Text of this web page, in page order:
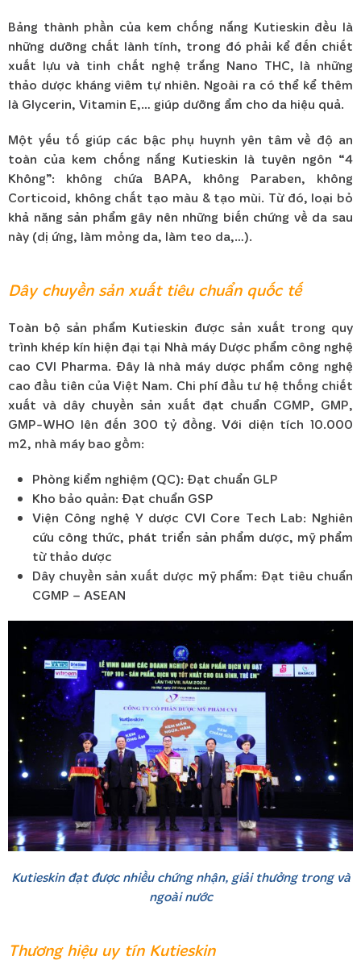
Bảng thành phần của kem chống nắng Kutieskin đều là
những dưỡng chất lành tính, trong đó phải kể đến chiết
xuất lựu và tinh chất nghệ trắng Nano THC, là những
thảo dược kháng viêm tự nhiên. Ngoài ra có thể kể thêm
là Glycerin, Vitamin E,… giúp dưỡng ẩm cho da hiệu quả.
Một yếu tố giúp các bậc phụ huynh yên tâm về độ an
toàn của kem chống nắng Kutieskin là tuyên ngôn “4
Không”: không chứa BAPA, không Paraben, không
Corticoid, không chất tạo màu & tạo mùi. Từ đó, loại bỏ
khả năng sản phẩm gây nên những biến chứng về da sau
này (dị ứng, làm mỏng da, làm teo da,…).
Dây chuyền sản xuất tiêu chuẩn quốc tế
Toàn bộ sản phẩm Kutieskin được sản xuất trong quy
trình khép kín hiện đại tại Nhà máy Dược phẩm công nghệ
cao CVI Pharma. Đây là nhà máy dược phẩm công nghệ
cao đầu tiên của Việt Nam. Chi phí đầu tư hệ thống chiết
xuất và dây chuyền sản xuất đạt chuẩn CGMP, GMP,
GMP-WHO lên đến 300 tỷ đồng. Với diện tích 10.000
m2, nhà máy bao gồm:
Phòng kiểm nghiệm (QC): Đạt chuẩn GLP
Kho bảo quản: Đạt chuẩn GSP
Viện Công nghệ Y dược CVI Core Tech Lab: Nghiên
cứu công thức, phát triển sản phẩm dược, mỹ phẩm
từ thảo dược
Dây chuyền sản xuất dược mỹ phẩm: Đạt tiêu chuẩn
CGMP – ASEAN
Kutieskin đạt được nhiều chứng nhận, giải thưởng trong và
ngoài nước
Thương hiệu uy tín Kutieskin